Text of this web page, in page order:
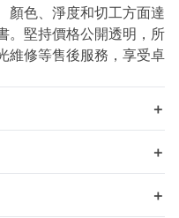
顏色、淨度和切工方面達
。堅持價格公開透明，所
維修等售後服務，享受卓
＋
＋
＋